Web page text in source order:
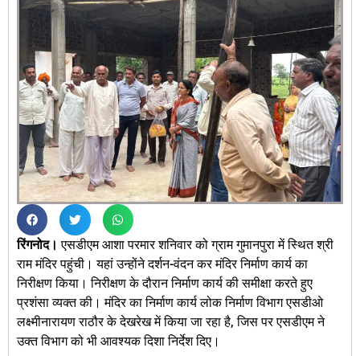
रिंगनोद। एसडीएम आशा परमार शनिवार को ग्राम गुमानपुरा में स्थित श्री
राम मंदिर पहुंची। यहां उन्होंने दर्शन-वंदन कर मंदिर निर्माण कार्य का
निरीक्षण किया। निरीक्षण के दौरान निर्माण कार्य की समीक्षा करते हुए
प्रशंसा व्यक्त की। मंदिर का निर्माण कार्य लोक निर्माण विभाग एसडीओ
लक्ष्मीनारायण राठौर के देखरेख में किया जा रहा है, जिस पर एसडीएम ने
उक्त विभाग को भी आवश्यक दिशा निर्देश दिए।